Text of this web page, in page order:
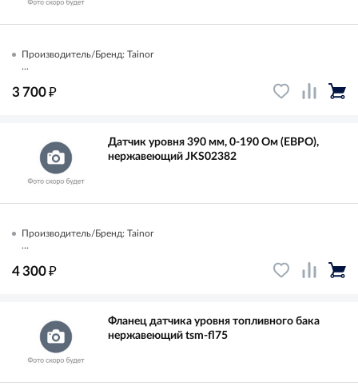
Производитель/Бренд: Tainor
...
3 700₽
Датчик уровня 390 мм, 0-190 Ом (ЕВРО),
нержавеющий JKS02382
Производитель/Бренд: Tainor
...
4 300₽
Фланец датчика уровня топливного бака
нержавеющий tsm-fl75